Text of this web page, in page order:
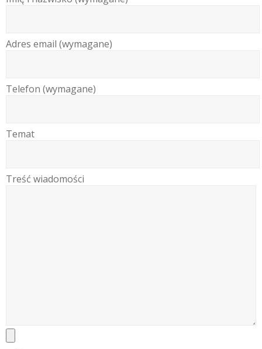
Adres email (wymagane)
Telefon (wymagane)
Temat
Treść wiadomości